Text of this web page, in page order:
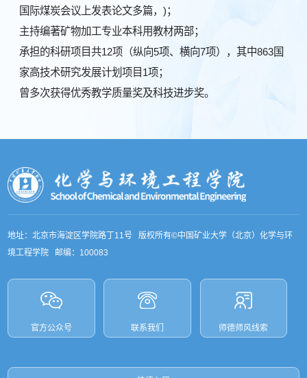
国际煤炭会议上发表论文多篇，)；
主持编著矿物加工专业本科用教材两部；
承担的科研项目共12项（纵向5项、横向7项），其中863国
家高技术研究发展计划项目1项；
曾多次获得优秀教学质量奖及科技进步奖。
地址：北京市海淀区学院路丁11号 版权所有©中国矿业大学（北京）化学与环
境工程学院 邮编：100083
官方公众号 联系我们 师德师风线索